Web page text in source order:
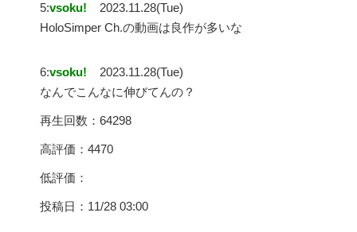
5:vsoku!
2023.11.28(Tue)
HoloSimper Ch.の動画は良作が多いな
6:vsoku!
2023.11.28(Tue)
なんでこんなに伸びてんの？
再生回数：64298
高評価：4470
低評価：
投稿日：11/28 03:00